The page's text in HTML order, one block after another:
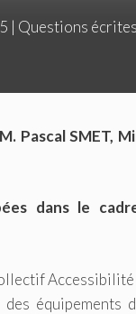
| Questions écrites
Pascal SMET,
dans le
équipements